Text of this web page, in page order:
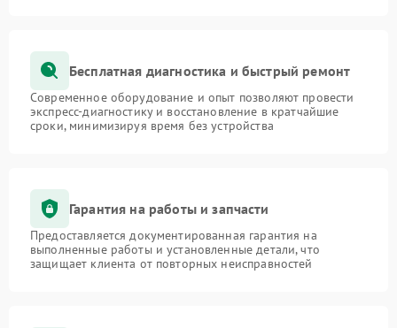
Бесплатная диагностика и быстрый ремонт
Современное оборудование и опыт позволяют провести
экспресс-диагностику и восстановление в кратчайшие
сроки, минимизируя время без устройства
Гарантия на работы и запчасти
Предоставляется документированная гарантия на
выполненные работы и установленные детали, что
защищает клиента от повторных неисправностей